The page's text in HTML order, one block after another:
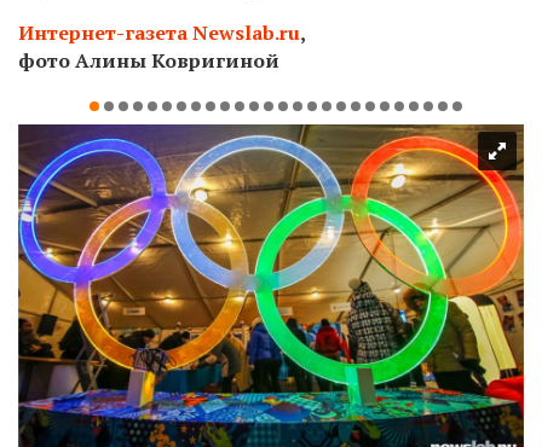
Интернет-газета Newslab.ru,
фото Алины Ковригиной